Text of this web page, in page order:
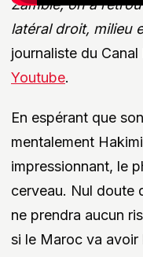
Zambie, on a
latéral droit, milieu
journaliste du
Youtube.
En espérant que
mentalement
impressionnant, le
cerveau. Nul doute
ne prendra aucun
si le Maroc va avoir